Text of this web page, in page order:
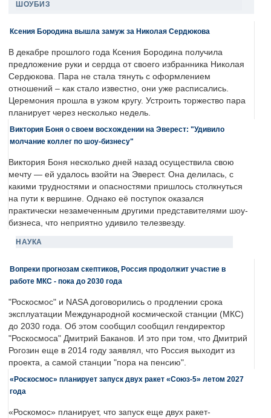
ШОУБИЗ
Ксения Бородина вышла замуж за Николая Сердюкова
В декабре прошлого года Ксения Бородина получила
предложение руки и сердца от своего избранника Николая
Сердюкова. Пара не стала тянуть с оформлением
отношений – как стало известно, они уже расписались.
Церемония прошла в узком кругу. Устроить торжество пара
планирует через несколько недель.
Виктория Боня о своем восхождении на Эверест: "Удивило
молчание коллег по шоу-бизнесу"
Виктория Боня несколько дней назад осуществила свою
мечту — ей удалось взойти на Эверест. Она делилась, с
какими трудностями и опасностями пришлось столкнуться
на пути к вершине. Однако её поступок оказался
практически незамеченным другими представителями шоу-
бизнеса, что неприятно удивило телезвезду.
НАУКА
Вопреки прогнозам скептиков, Россия продолжит участие в
работе МКС - пока до 2030 года
"Роскосмос" и NASA договорились о продлении срока
эксплуатации Международной космической станции (МКС)
до 2030 года. Об этом сообщил сообщил гендиректор
"Роскосмоса" Дмитрий Баканов. И это при том, что Дмитрий
Рогозин еще в 2014 году заявлял, что Россия выходит из
проекта, а самой станции "пора на пенсию".
«Роскосмос» планирует запуск двух ракет «Союз-5» летом 2027
года
«Роскомос» планирует, что запуск еще двух ракет-